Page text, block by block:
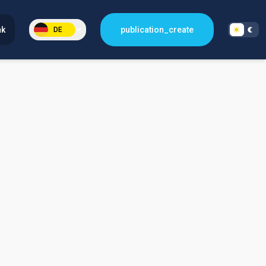
DE publication_create